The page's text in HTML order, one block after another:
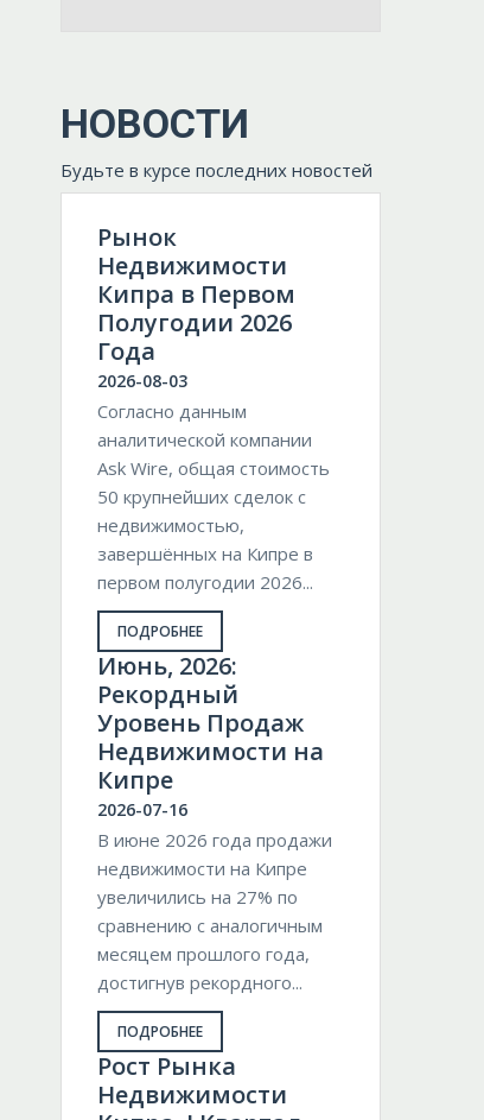
НОВОСТИ
Будьте в курсе последних новостей
Рынок
Недвижимости
Кипра в Первом
Полугодии 2026
Года
2026-08-03
Согласно данным
аналитической компании
Ask Wire, общая стоимость
50 крупнейших сделок с
недвижимостью,
завершённых на Кипре в
первом полугодии 2026...
ПОДРОБНЕЕ
Июнь, 2026:
Рекордный
Уровень Продаж
Недвижимости на
Кипре
2026-07-16
В июне 2026 года продажи
недвижимости на Кипре
увеличились на 27% по
сравнению с аналогичным
месяцем прошлого года,
достигнув рекордного...
ПОДРОБНЕЕ
Pост Рынка
Недвижимости